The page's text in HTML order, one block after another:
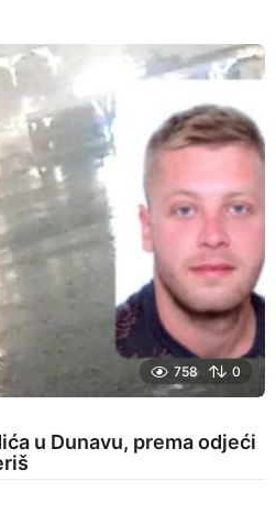
758 0
u Dunavu, prema odjeći